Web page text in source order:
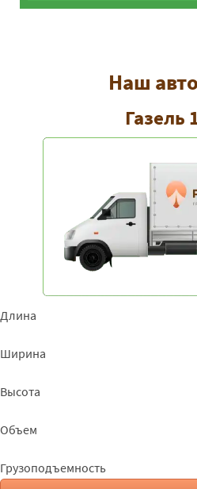
Наш
Газель
Длина
Ширина
Высота
Объем
Грузоподъемность